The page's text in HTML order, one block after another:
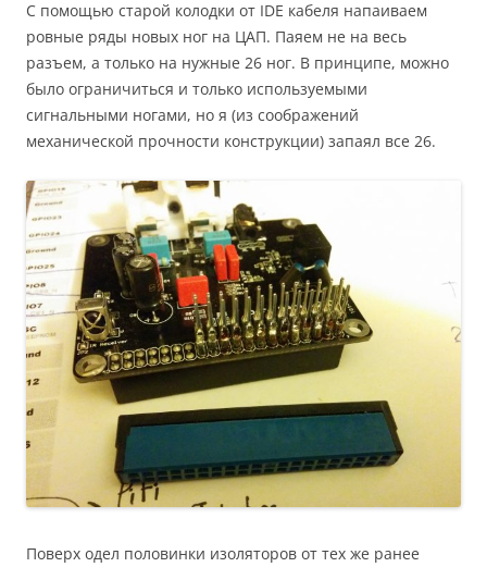
С помощью старой колодки от IDE кабеля напаиваем
ровные ряды новых ног на ЦАП. Паяем не на весь
разъем, а только на нужные 26 ног. В принципе, можно
было ограничиться и только используемыми
сигнальными ногами, но я (из соображений
механической прочности конструкции) запаял все 26.
Поверх одел половинки изоляторов от тех же ранее